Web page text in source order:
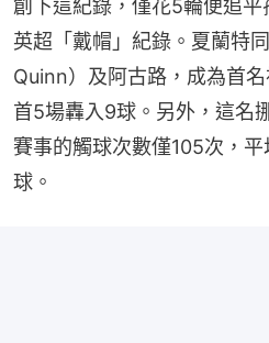
創下這紀錄，僅花5輪便追
英超「戴帽」紀錄。夏蘭特
Quinn）及阿古路，成為首
首5場轟入9球。另外，這名
賽事的觸球次數僅105次，平
球。